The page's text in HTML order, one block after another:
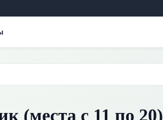
(места с 11 по 20)